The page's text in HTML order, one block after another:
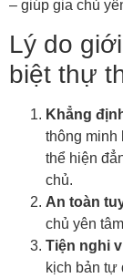
– giúp gia chủ
Lý do
biệt thự
Khẳng
thông minh
thể hiện
chủ.
An toàn
chủ yên
Tiện nghi
kịch bản tự